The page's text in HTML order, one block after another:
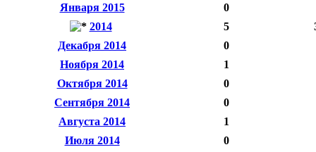
Января 2015
0
2014
5
Декабря 2014
0
Ноября 2014
1
Октября 2014
0
Сентября 2014
0
Августа 2014
1
Июля 2014
0